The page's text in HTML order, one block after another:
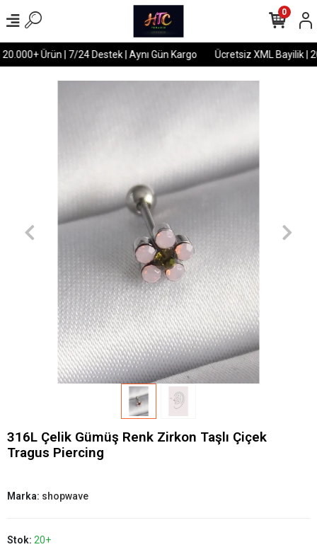
Ürün | 7/24 Destek | Aynı Gün Kargo Ücretsiz XML Bayilik |
0
316L Çelik Gümüş Renk Zirkon Taşlı Çiçek
Tragus Piercing
Marka: shopwave
Stok: 20+